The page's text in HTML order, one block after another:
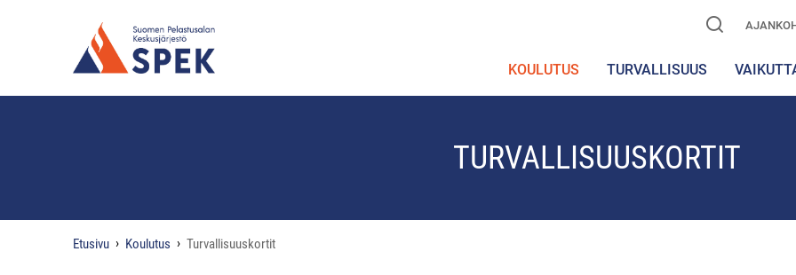
KOULUTUS TURVALLISUUS
TURVALLISUUSKORTIT
Etusivu Koulutus Turvallisuuskortit